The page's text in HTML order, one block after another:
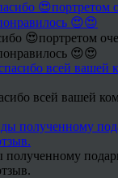
😍портретом
😍😍
всей вашей
полученному